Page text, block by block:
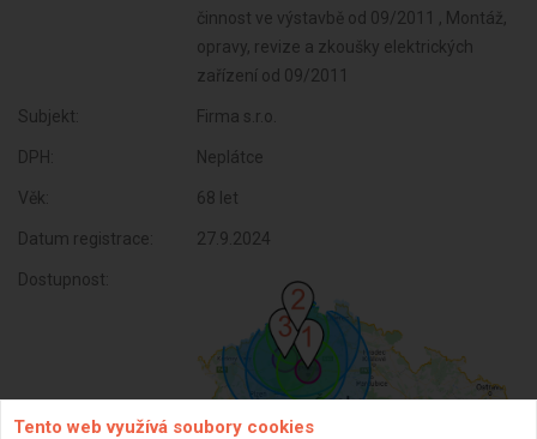
činnost ve výstavbě od 09/2011 , Montáž,
opravy, revize a zkoušky elektrických
zařízení od 09/2011
Subjekt: Firma s.r.o.
DPH: Neplátce
Věk: 68 let
Datum registrace: 27.9.2024
Dostupnost:
Tento web využívá soubory cookies